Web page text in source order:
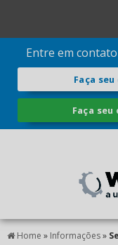
Entre em
Faça
Faça
Home » Informações»